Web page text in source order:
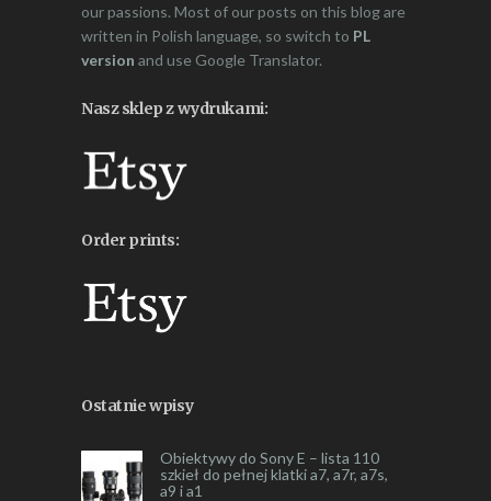
our passions. Most of our posts on this blog are
written in Polish language, so switch to PL
version and use Google Translator.
Nasz sklep z wydrukami:
Order prints:
Ostatnie wpisy
Obiektywy do Sony E – lista 110
szkieł do pełnej klatki a7, a7r, a7s,
a9 i a1